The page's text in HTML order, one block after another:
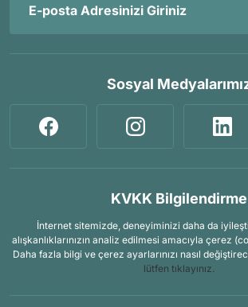
Sosyal
KVKK Bilgilendirme
İnternet sitemizde, deneyiminizi daha da
alışkanlıklarınızın analiz edilmesi amacıyla çerez
Daha fazla bilgi ve çerez ayarlarınızı nasıl
lütfen tıklayınız.